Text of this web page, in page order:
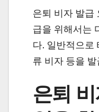
은퇴 비자 발급
급을 위해서는
다. 일반적으로
류 비자 등을
은퇴